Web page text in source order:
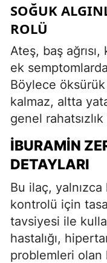
SOĞUK
ROLÜ
Ateş, baş ağrısı,
ek
Böylece öksürük
kalmaz, altta
genel
İBURAMIN
DETAYLARI
Bu ilaç,
kontrolü için
tavsiyesi ile
hastalığı,
problemleri